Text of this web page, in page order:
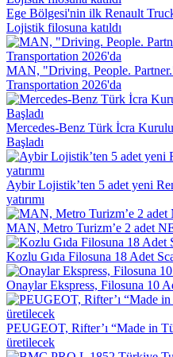
Ege Bölgesi'nin ilk Renault
Lojistik filosuna katıldı
MAN, "Driving. People.
Transportation 2026'da
Mercedes-Benz Türk İcra
Başladı
Aybir Lojistik’ten 5 adet yeni
yatırımı
MAN, Metro Turizm’e 2 adet
Kozlu Gıda Filosuna 18 Adet
Onaylar Ekspress, Filosuna 10
PEUGEOT, Rifter’ı “Made in
üretilecek